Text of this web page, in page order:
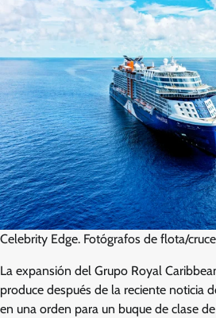
Celebrity Edge. Fotógrafos de flota/
La expansión del Grupo Royal
produce después de la reciente noticia
en una orden para un buque de clase